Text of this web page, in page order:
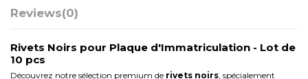
Reviews(0)
Rivets Noirs pour Plaque d'Immatriculation - Lot de
10 pcs
Découvrez notre sélection premium de rivets noirs , spécialement